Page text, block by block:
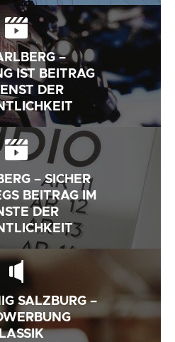
–
IST BEITRAG
DER
– SICHER
BEITRAG IM
DER
SALZBURG –